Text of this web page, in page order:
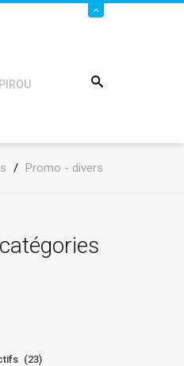
/ Promo - divers
(23)